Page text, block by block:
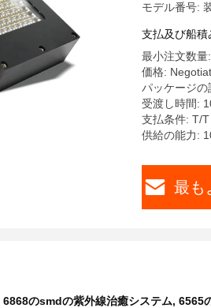
モデル番号:
支払及び船積
最小注文数
価格:
パッケージ
受渡し時間:
支払条件: T/T
供給の能力:
最も
6868のsmdの紫外線治癒システム, 6565